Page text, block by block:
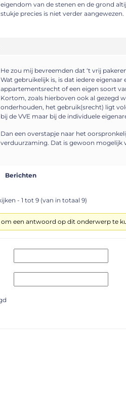
eigendom van de stenen en de grond
stukje precies is niet verder aangewezen.
He zou mij bevreemden dat ‘t vrij
Wat gebruikelijk is, is dat iedere
appartementsrecht of een eigen soort
Kortom, zoals hierboven ook al gezegd
onderhouden, het gebruik(srecht) ligt
bij de VVE maar bij de individuele
Dan een overstapje naar het
verduurzaming. Dat is gewoon mogelijk
Berichten
- 1 tot 9 (van in totaal 9)
een antwoord op dit onderwerp te